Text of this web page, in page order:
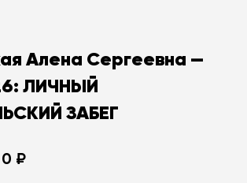
Алена Сергеевна —
ЛИЧНЫЙ
ЗАБЕГ
0 ₽